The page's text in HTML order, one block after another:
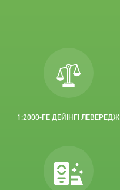
1:2000-ГЕ ДЕЙІНГІ ЛЕВЕРЕДЖ